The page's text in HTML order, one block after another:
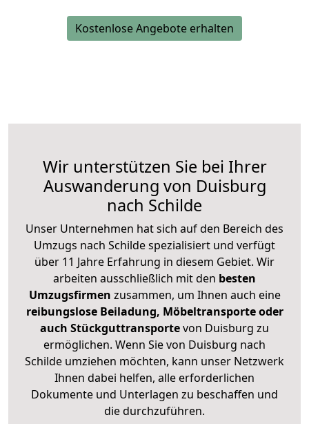
Kostenlose Angebote erhalten
Wir unterstützen Sie bei Ihrer
Auswanderung von Duisburg
nach Schilde
Unser Unternehmen hat sich auf den Bereich des
Umzugs nach Schilde spezialisiert und verfügt
über 11 Jahre Erfahrung in diesem Gebiet. Wir
arbeiten ausschließlich mit den besten
Umzugsfirmen zusammen, um Ihnen auch eine
reibungslose Beiladung, Möbeltransporte oder
auch Stückguttransportevon Duisburg zu
ermöglichen. Wenn Sie von Duisburg nach
Schilde umziehen möchten, kann unser Netzwerk
Ihnen dabei helfen, alle erforderlichen
Dokumente und Unterlagen zu beschaffen und
die durchzuführen.